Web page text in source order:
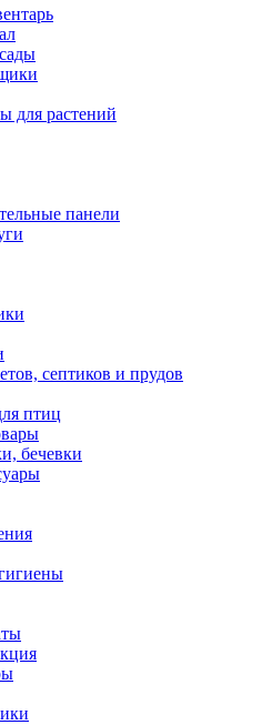
для растений
панели
септиков и прудов
птиц
бечевки